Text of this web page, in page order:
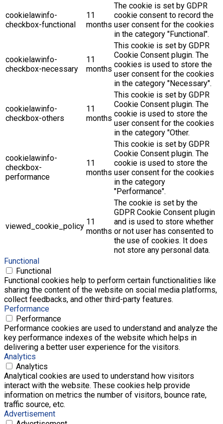
cookielawinfo-
checkbox-functional
11
months
The cookie is set by GDPR
cookie consent to record the
user consent for the cookies
in the category "Functional".
cookielawinfo-
checkbox-necessary
11
months
This cookie is set by GDPR
Cookie Consent plugin. The
cookies is used to store the
user consent for the cookies
in the category "Necessary".
cookielawinfo-
checkbox-others
11
months
This cookie is set by GDPR
Cookie Consent plugin. The
cookie is used to store the
user consent for the cookies
in the category "Other.
cookielawinfo-
checkbox-
performance
11
months
This cookie is set by GDPR
Cookie Consent plugin. The
cookie is used to store the
user consent for the cookies
in the category
"Performance".
viewed_cookie_policy 11
months
The cookie is set by the
GDPR Cookie Consent plugin
and is used to store whether
or not user has consented to
the use of cookies. It does
not store any personal data.
Functional
Functional
Functional cookies help to perform certain functionalities like
sharing the content of the website on social media platforms,
collect feedbacks, and other third-party features.
Performance
Performance
Performance cookies are used to understand and analyze the
key performance indexes of the website which helps in
delivering a better user experience for the visitors.
Analytics
Analytics
Analytical cookies are used to understand how visitors
interact with the website. These cookies help provide
information on metrics the number of visitors, bounce rate,
traffic source, etc.
Advertisement